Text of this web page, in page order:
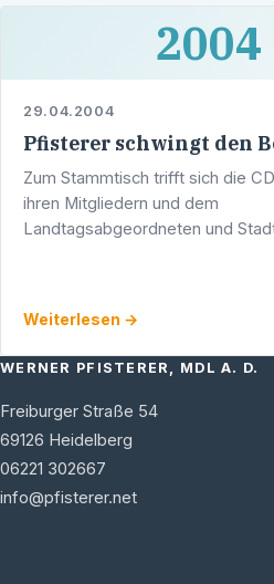
2004
29.04.2004
Pfisterer schwingt den
Zum Stammtisch trifft sich die
ihren Mitgliedern und dem
Landtagsabgeordneten und
Weiterlesen →
WERNER PFISTERER, MDL A. D.
Freiburger Straße 54
69126 Heidelberg
06221 302667
info@pfisterer.net